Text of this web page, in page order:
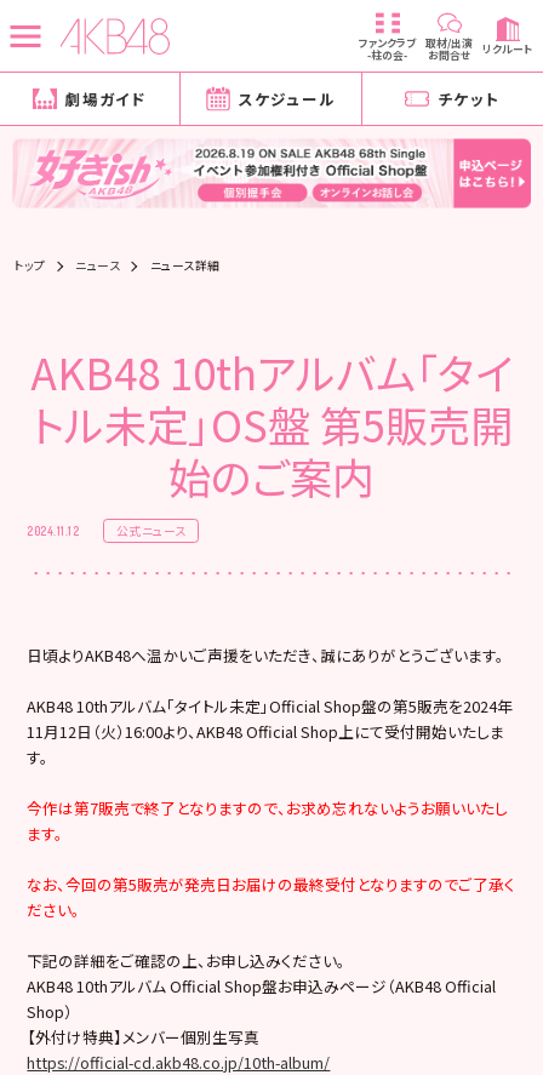
ファンクラブ
-柱の会-
取材/出演
お問合せ リクルート
劇場ガイド スケジュール チケット
トップ ニュース ニュース詳細
AKB48 10thアルバム「タイ
トル未定」OS盤 第5販売開
始のご案内
2024.11.12 公式ニュース
日頃よりAKB48へ温かいご声援をいただき、誠にありがとうございます。
AKB48 10thアルバム「タイトル未定」Official Shop盤の第5販売を2024年
11月12日（火）16:00より、AKB48 Official Shop上にて受付開始いたしま
す。
今作は第7販売で終了となりますので、お求め忘れないようお願いいたし
ます。
なお、今回の第5販売が発売日お届けの最終受付となりますのでご了承く
ださい。
下記の詳細をご確認の上、お申し込みください。
AKB48 10thアルバム Official Shop盤お申込みページ（AKB48 Official
Shop）
【外付け特典】メンバー個別生写真
https://official-cd.akb48.co.jp/10th-album/